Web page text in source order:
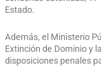
Estado.
Además, el Ministerio
Extinción de Dominio y
disposiciones penales